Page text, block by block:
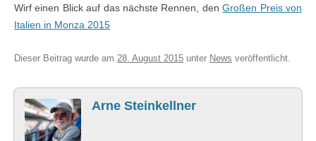
Wirf einen Blick auf das nächste Rennen, denGroßen Preis von
Italien in Monza 2015
Dieser Beitrag wurde am 28. August 2015 unter News veröffentlicht.
Arne Steinkellner